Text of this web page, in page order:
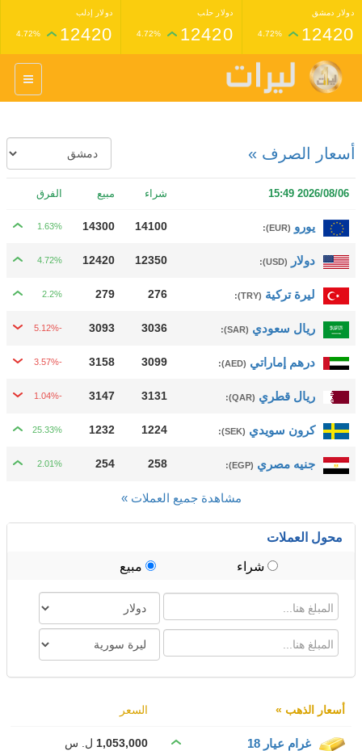
دولار دمشق
12420
4.72%
دولار حلب
12420
4.72%
دولار إدلب
12420
4.72%
غرام عيار 24 ذهب
1,398,000
4.33%
1,227,000
أسعار الصرف »
2026/08/06 15:49 شراء مبيع الفرق
يورو (EUR)
:
14100
14300
1.63%
دولار (USD)
:
12350
12420
4.72%
ليرة تركية (TRY)
:
276
279
2.2%
ريال سعودي (SAR)
:
3036
3093
-5.12%
درهم إماراتي (AED)
:
3099
3158
-3.57%
ريال قطري (QAR)
:
3131
3147
-1.04%
كرون سويدي (SEK)
:
1224
1232
25.33%
جنيه مصري (EGP)
:
258
254
2.01%
مشاهدة جميع العملات »
محول العملات
شراء مبيع
أسعار الذهب » السعر
غرام عيار 18 1,053,000 ل. س